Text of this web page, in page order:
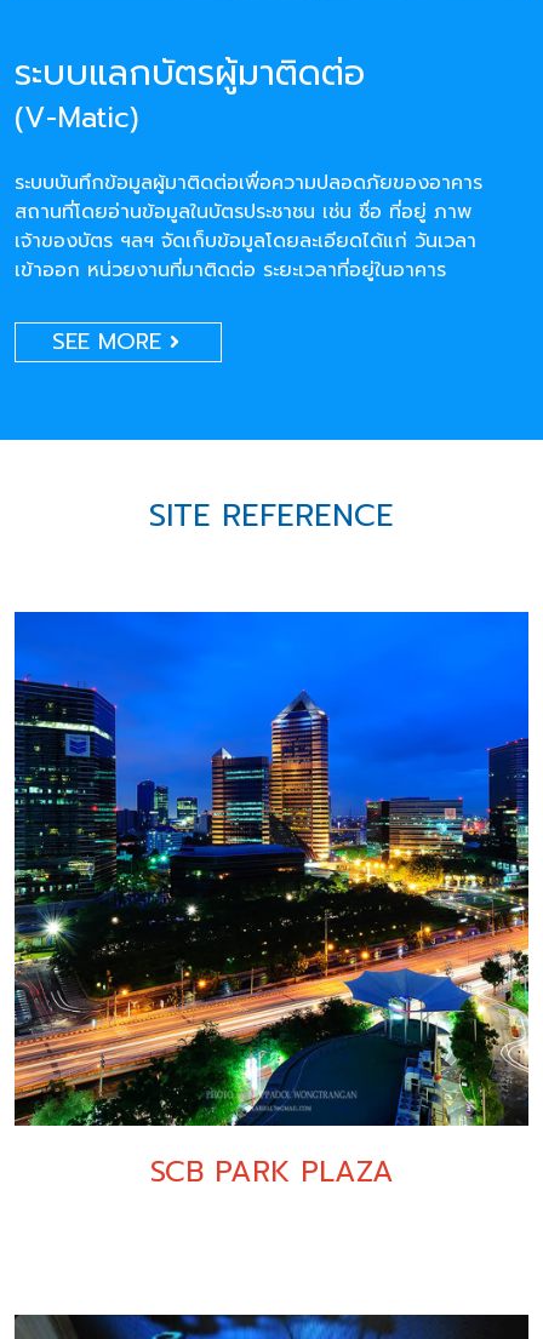
ระบบแลกบัตรผู้มาติดต่อ
(V-Matic)
ระบบบันทึกข้อมูลผู้มาติดต่อเพื่อความปลอดภัยของอาคาร
สถานที่โดยอ่านข้อมูลในบัตรประชาชน เช่น ชื่อ ที่อยู่ ภาพ
เจ้าของบัตร ฯลฯ จัดเก็บข้อมูลโดยละเอียดได้แก่ วันเวลา
เข้าออก หน่วยงานที่มาติดต่อ ระยะเวลาที่อยู่ในอาคาร
SEE MORE
SITE REFERENCE
SCB PARK PLAZA